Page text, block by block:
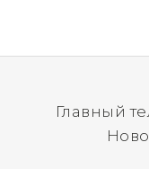
Главный